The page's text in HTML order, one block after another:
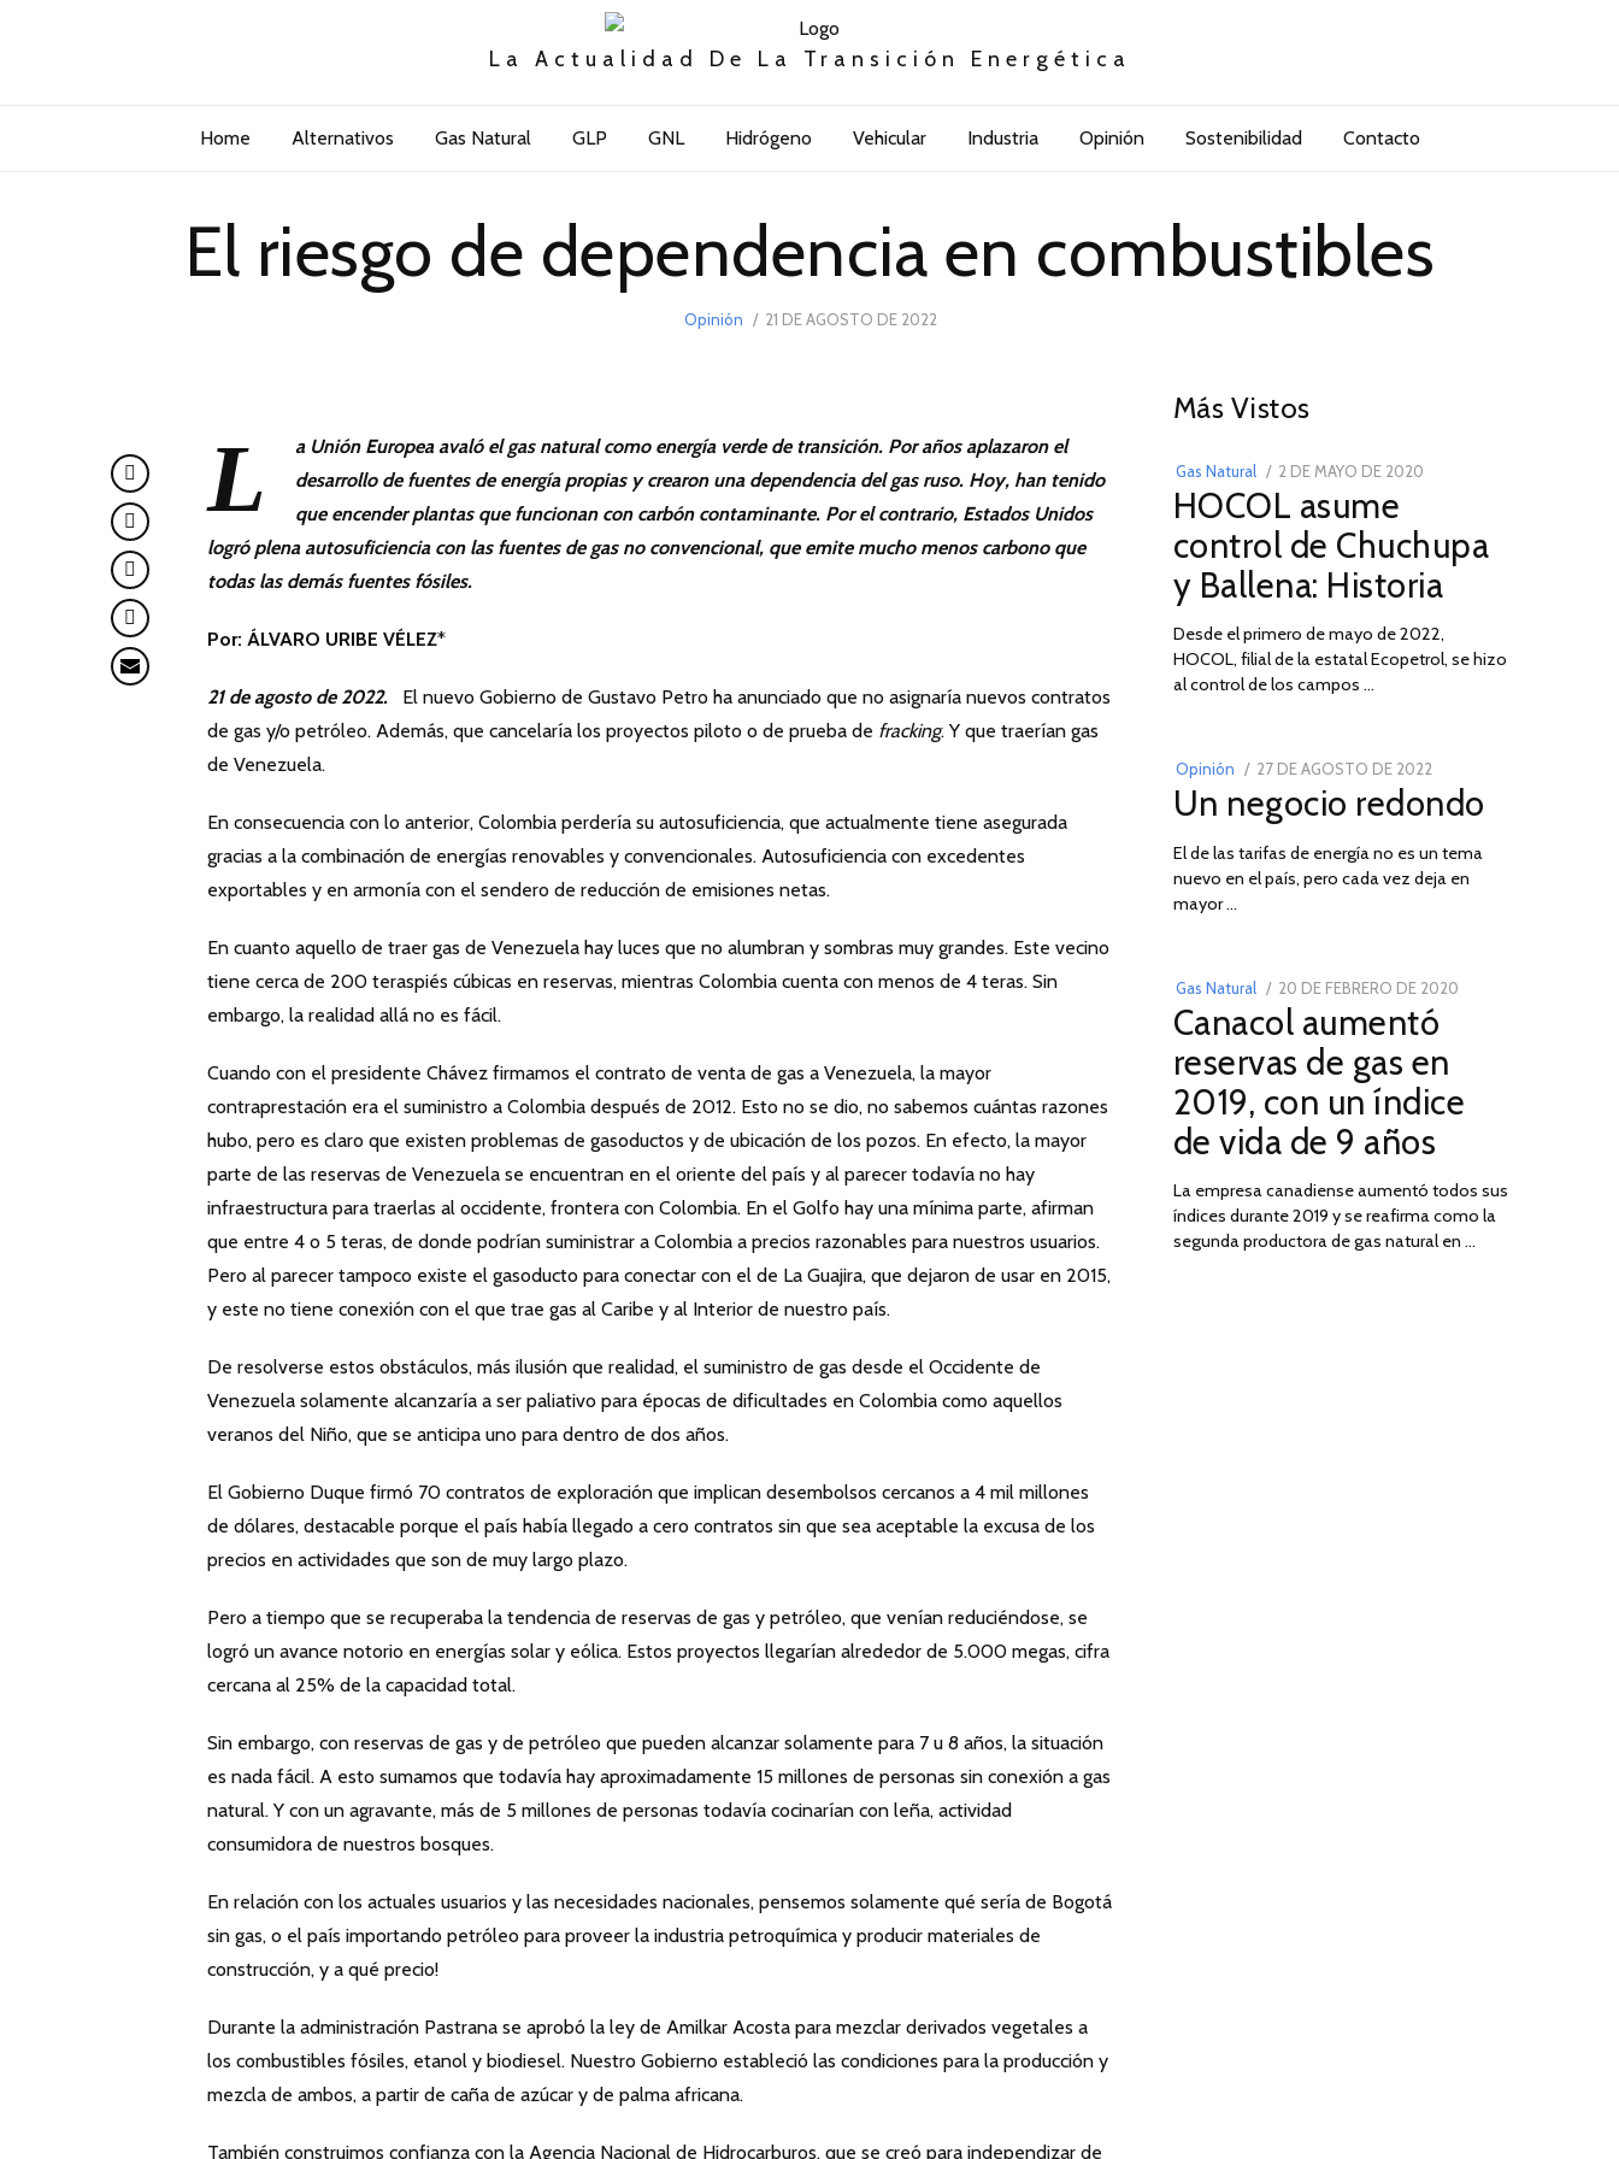
La Actualidad De La Transición Energética
Home Alternativos Gas Natural GLP GNL Hidrógeno Vehicular Industria Opinión Sostenibilidad Contacto
El riesgo de dependencia en combustibles
Opinión
POSTED
21 DE AGOSTO DE 2022
L
a Unión Europea avaló el gas natural como energía verde de transición. Por años aplazaron el
desarrollo de fuentes de energía propias y crearon una dependencia del gas ruso. Hoy, han tenido
que encender plantas que funcionan con carbón contaminante. Por el contrario, Estados Unidos
logró plena autosuficiencia con las fuentes de gas no convencional, que emite mucho menos carbono que
todas las demás fuentes fósiles.
Por: ÁLVARO URIBE VÉLEZ*
21 de agosto de 2022. El nuevo Gobierno de Gustavo Petro ha anunciado que no asignaría nuevos contratos
de gas y/o petróleo. Además, que cancelaría los proyectos piloto o de prueba de fracking. Y que traerían gas
de Venezuela.
En consecuencia con lo anterior, Colombia perdería su autosuficiencia, que actualmente tiene asegurada
gracias a la combinación de energías renovables y convencionales. Autosuficiencia con excedentes
exportables y en armonía con el sendero de reducción de emisiones netas.
En cuanto aquello de traer gas de Venezuela hay luces que no alumbran y sombras muy grandes. Este vecino
tiene cerca de 200 teraspiés cúbicas en reservas, mientras Colombia cuenta con menos de 4 teras. Sin
embargo, la realidad allá no es fácil.
Cuando con el presidente Chávez firmamos el contrato de venta de gas a Venezuela, la mayor
contraprestación era el suministro a Colombia después de 2012. Esto no se dio, no sabemos cuántas razones
hubo, pero es claro que existen problemas de gasoductos y de ubicación de los pozos. En efecto, la mayor
parte de las reservas de Venezuela se encuentran en el oriente del país y al parecer todavía no hay
infraestructura para traerlas al occidente, frontera con Colombia. En el Golfo hay una mínima parte, afirman
que entre 4 o 5 teras, de donde podrían suministrar a Colombia a precios razonables para nuestros usuarios.
Pero al parecer tampoco existe el gasoducto para conectar con el de La Guajira, que dejaron de usar en 2015,
y este no tiene conexión con el que trae gas al Caribe y al Interior de nuestro país.
De resolverse estos obstáculos, más ilusión que realidad, el suministro de gas desde el Occidente de
Venezuela solamente alcanzaría a ser paliativo para épocas de dificultades en Colombia como aquellos
veranos del Niño, que se anticipa uno para dentro de dos años.
El Gobierno Duque firmó 70 contratos de exploración que implican desembolsos cercanos a 4 mil millones
de dólares, destacable porque el país había llegado a cero contratos sin que sea aceptable la excusa de los
precios en actividades que son de muy largo plazo.
Pero a tiempo que se recuperaba la tendencia de reservas de gas y petróleo, que venían reduciéndose, se
logró un avance notorio en energías solar y eólica. Estos proyectos llegarían alrededor de 5.000 megas, cifra
cercana al 25% de la capacidad total.
Sin embargo, con reservas de gas y de petróleo que pueden alcanzar solamente para 7 u 8 años, la situación
es nada fácil. A esto sumamos que todavía hay aproximadamente 15 millones de personas sin conexión a gas
natural. Y con un agravante, más de 5 millones de personas todavía cocinarían con leña, actividad
consumidora de nuestros bosques.
En relación con los actuales usuarios y las necesidades nacionales, pensemos solamente qué sería de Bogotá
sin gas, o el país importando petróleo para proveer la industria petroquímica y producir materiales de
construcción, y a qué precio!
Durante la administración Pastrana se aprobó la ley de Amilkar Acosta para mezclar derivados vegetales a
los combustibles fósiles, etanol y biodiesel. Nuestro Gobierno estableció las condiciones para la producción y
mezcla de ambos, a partir de caña de azúcar y de palma africana.
También construimos confianza con la Agencia Nacional de Hidrocarburos, que se creó para independizar de
Más Vistos
Gas Natural
POSTED
ON
2 DE MAYO DE 2020
DE
2026
HOCOL asume
control de Chuchupa
y Ballena: Historia
Desde el primero de mayo de 2022,
HOCOL, filial de la estatal Ecopetrol, se hizo
al control de los campos …
Opinión
POSTED
ON
27 DE AGOSTO DE 202230
DE
DE
2022
Un negocio redondo
El de las tarifas de energía no es un tema
nuevo en el país, pero cada vez deja en
mayor …
03
Gas Natural
POSTED
ON
20 DE FEBRERO DE 2020
2025
Canacol aumentó
reservas de gas en
2019, con un índice
de vida de 9 años
La empresa canadiense aumentó todos sus
índices durante 2019 y se reafirma como la
segunda productora de gas natural en …